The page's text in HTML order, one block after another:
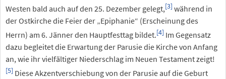
Westen bald auch auf den 25. Dezember gelegt,[3] während in
der Ostkirche die Feier der „Epiphanie“ (Erscheinung des
Herrn) am 6. Jänner den Hauptfesttag bildet.[4] Im Gegensatz
dazu begleitet die Erwartung der Parusie die Kirche von Anfang
an, wie ihr vielfältiger Niederschlag im Neuen Testament zeigt!
[5] Diese Akzentverschiebung von der Parusie auf die Geburt